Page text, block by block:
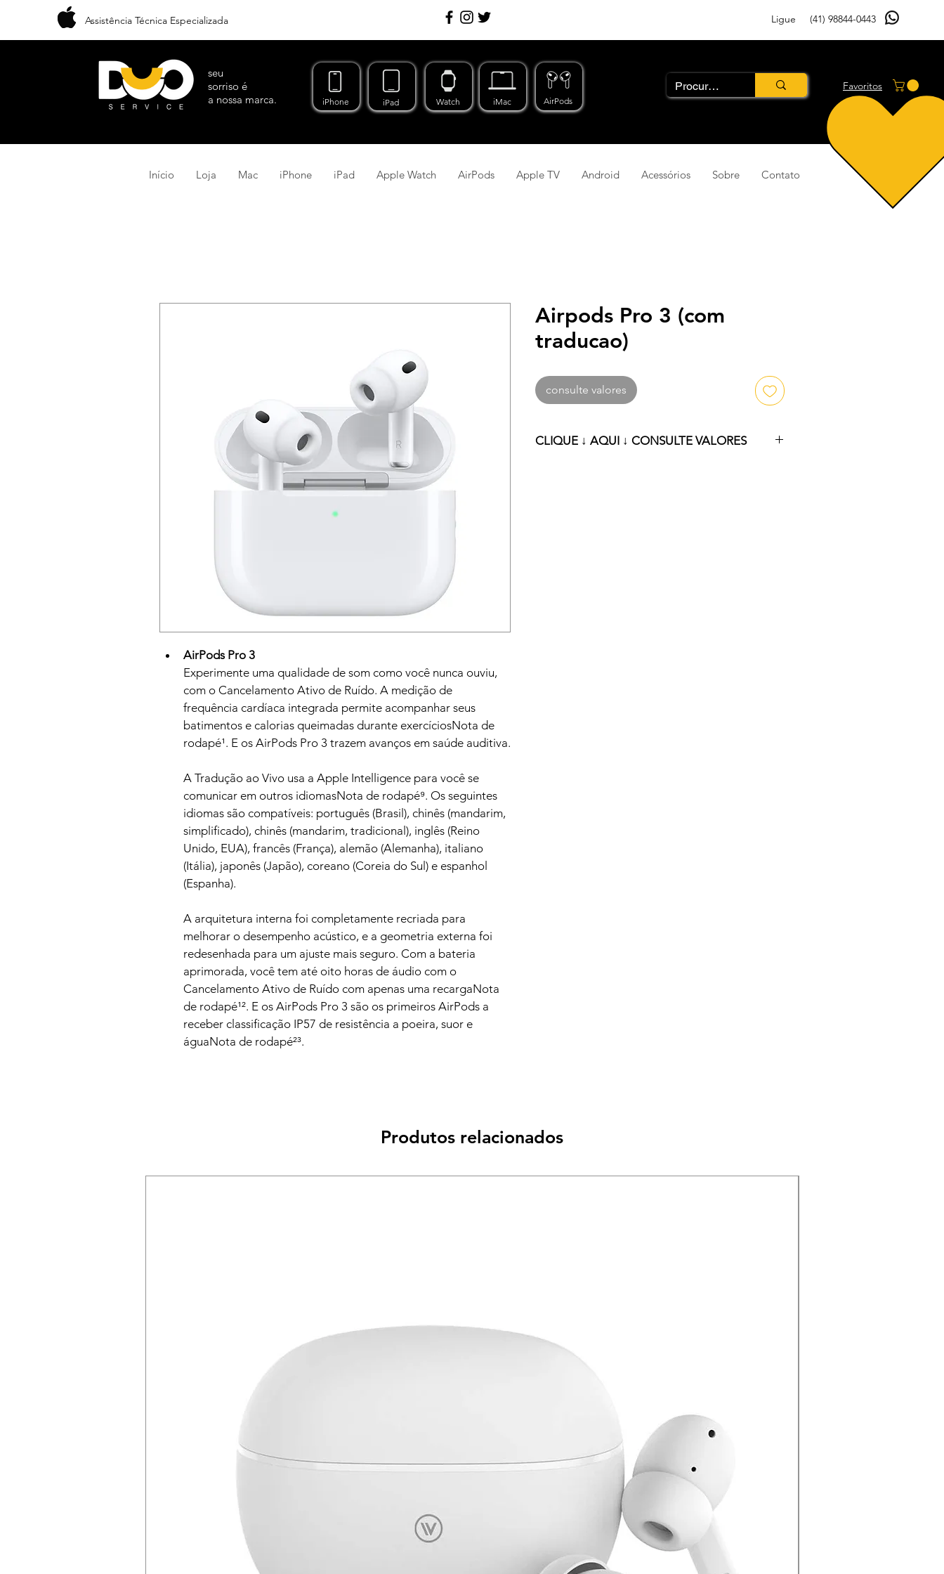
Assistência Técnica Especializada Ligue (41) 98844-0443
seu
sorriso é
a nossa marca.
iPhone iPad Watch iMac AirPods
Favoritos
Início Loja Mac iPhone iPad Apple Watch AirPods Apple TV Android Acessórios Sobre Contato
AirPods Pro 3
Experimente uma qualidade de som como você nunca ouviu,
com o Cancelamento Ativo de Ruído. A medição de
frequência cardíaca integrada permite acompanhar seus
batimentos e calorias queimadas durante exercíciosNota de
rodapé¹. E os AirPods Pro 3 trazem avanços em saúde auditiva.
A Tradução ao Vivo usa a Apple Intelligence para você se
comunicar em outros idiomasNota de rodapé⁹. Os seguintes
idiomas são compatíveis: português (Brasil), chinês (mandarim,
simplificado), chinês (mandarim, tradicional), inglês (Reino
Unido, EUA), francês (França), alemão (Alemanha), italiano
(Itália), japonês (Japão), coreano (Coreia do Sul) e espanhol
(Espanha).
A arquitetura interna foi completamente recriada para
melhorar o desempenho acústico, e a geometria externa foi
redesenhada para um ajuste mais seguro. Com a bateria
aprimorada, você tem até oito horas de áudio com o
Cancelamento Ativo de Ruído com apenas uma recargaNota
de rodapé¹². E os AirPods Pro 3 são os primeiros AirPods a
receber classificação IP57 de resistência a poeira, suor e
águaNota de rodapé²³.
Airpods Pro 3 (com
traducao)
consulte valores
CLIQUE ↓ AQUI ↓ CONSULTE VALORES
Produtos relacionados